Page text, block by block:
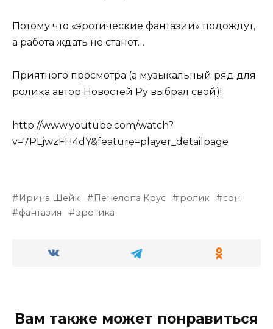
Потому что «эротические фантазии» подождут,
а работа ждать не станет…
Приятного просмотра (а музыкальный ряд для
ролика автор Новостей Ру выбрал свой)!
http://www.youtube.com/watch?
v=7PLjwzFH4dY&feature=player_detailpage
Ирина Шейк Пенелопа Крус ролик
сон
фантазия
эротика
Вам также может понравиться